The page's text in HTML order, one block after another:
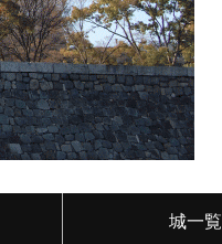
城一覧